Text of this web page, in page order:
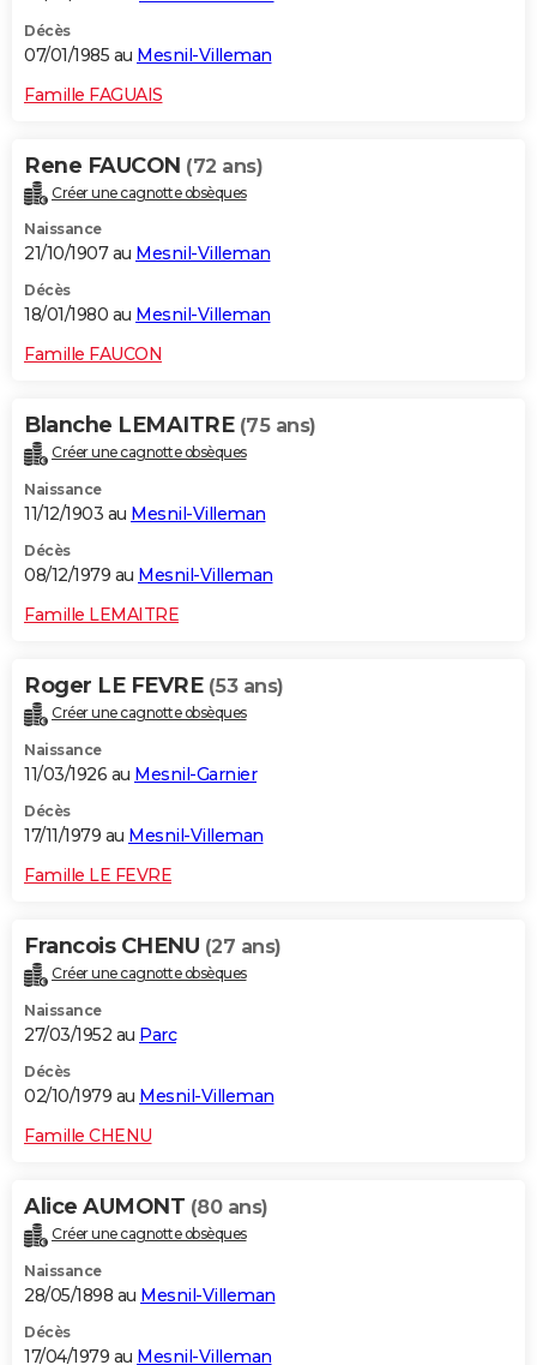
Décès
07/01/1985 au Mesnil-Villeman
Famille FAGUAIS
Rene FAUCON (72 ans)
Créer une cagnotte obsèques
Naissance
21/10/1907 au Mesnil-Villeman
Décès
18/01/1980 au Mesnil-Villeman
Famille FAUCON
Blanche LEMAITRE (75 ans)
Créer une cagnotte obsèques
Naissance
11/12/1903 au Mesnil-Villeman
Décès
08/12/1979 au Mesnil-Villeman
Famille LEMAITRE
Roger LE FEVRE (53 ans)
Créer une cagnotte obsèques
Naissance
11/03/1926 au Mesnil-Garnier
Décès
17/11/1979 au Mesnil-Villeman
Famille LE FEVRE
Francois CHENU (27 ans)
Créer une cagnotte obsèques
Naissance
27/03/1952 au Parc
Décès
02/10/1979 au Mesnil-Villeman
Famille CHENU
Alice AUMONT (80 ans)
Créer une cagnotte obsèques
Naissance
28/05/1898 au Mesnil-Villeman
Décès
17/04/1979 au Mesnil-Villeman